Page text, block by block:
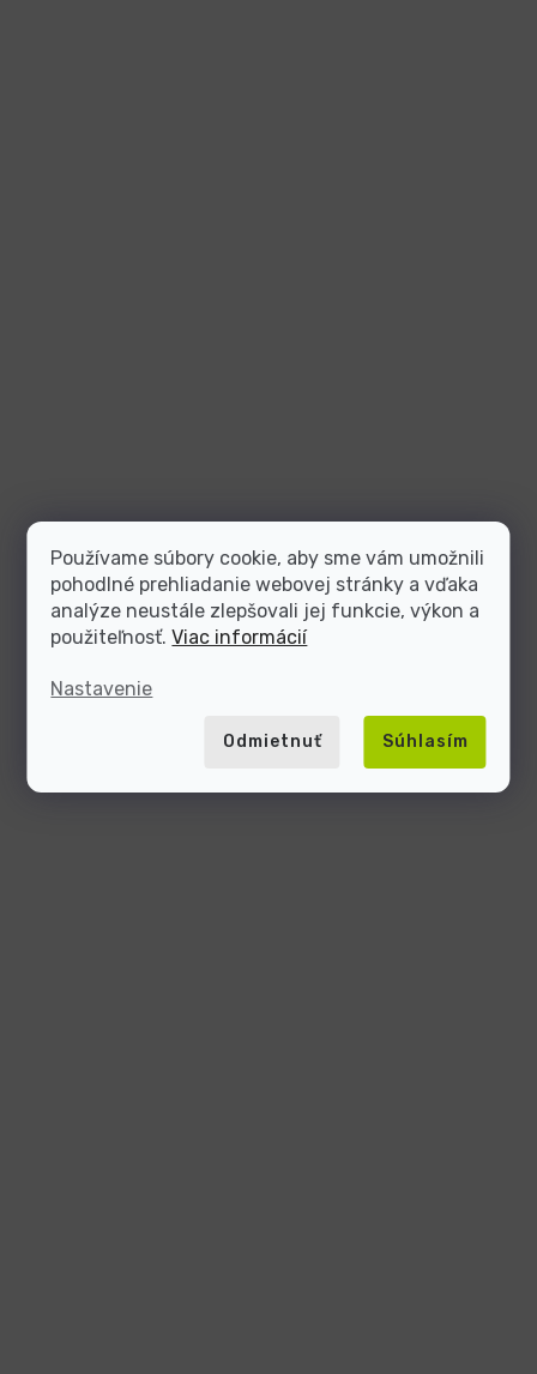
Používame súbory cookie, aby sme vám umožnili
pohodlné prehliadanie webovej stránky a vďaka
analýze neustále zlepšovali jej funkcie, výkon a
použiteľnosť.Viac informácií
Nastavenie
Odmietnuť Súhlasím